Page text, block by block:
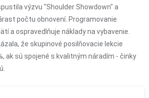
výzvu "Shoulder Showdown" a
počtu obnovení. Programovanie
a ospravedlňuje náklady na vybavenie.
že skupinové posilňovacie lekcie
ak sú spojené s kvalitným náradím - činky